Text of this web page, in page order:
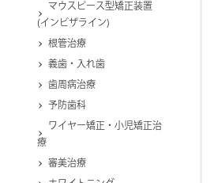
マウスピース型矯正装置
(インビザライン)
根管治療
義歯・入れ歯
歯周病治療
予防歯科
ワイヤー矯正・小児矯正治
療
審美治療